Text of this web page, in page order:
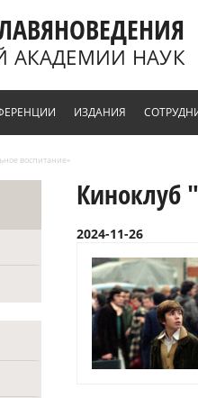
АКАДЕМИИ НАУК
ИЗДАНИЯ
воспитание»
Киноклуб
2024-11-26